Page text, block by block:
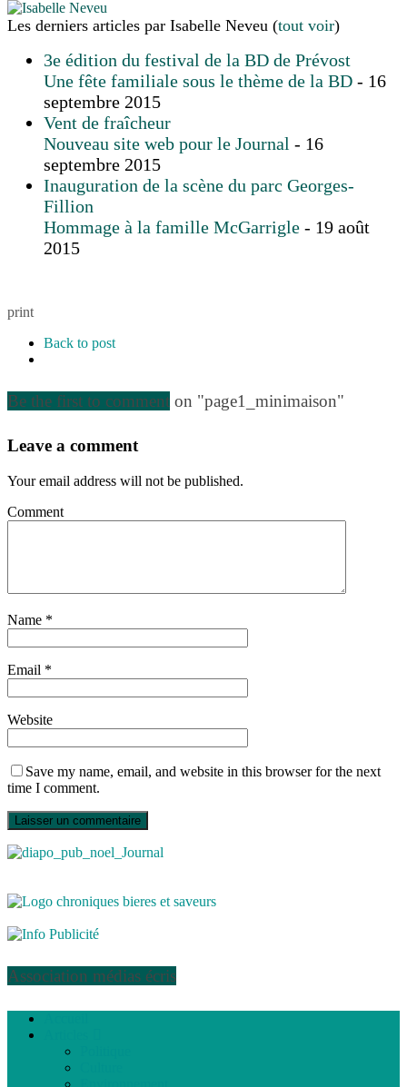
Les derniers articles par Isabelle Neveu (tout voir)
3e édition du festival de la BD de Prévost
Une fête familiale sous le thème de la BD - 16
septembre 2015
Vent de fraîcheur
Nouveau site web pour le Journal - 16
septembre 2015
Inauguration de la scène du parc Georges-
Fillion
Hommage à la famille McGarrigle - 19 août
2015
print
Back to post
Be the first to comment on "page1_minimaison"
Leave a comment
Your email address will not be published.
Comment
Name *
Email *
Website
Save my name, email, and website in this browser for the next
time I comment.
Association médias écris